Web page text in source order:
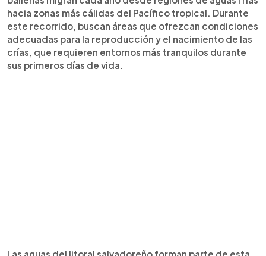
hacia zonas más cálidas del Pacífico tropical. Durante
este recorrido, buscan áreas que ofrezcan condiciones
adecuadas para la reproducción y el nacimiento de las
crías, que requieren entornos más tranquilos durante
sus primeros días de vida.
Las aguas del litoral salvadoreño forman parte de esta